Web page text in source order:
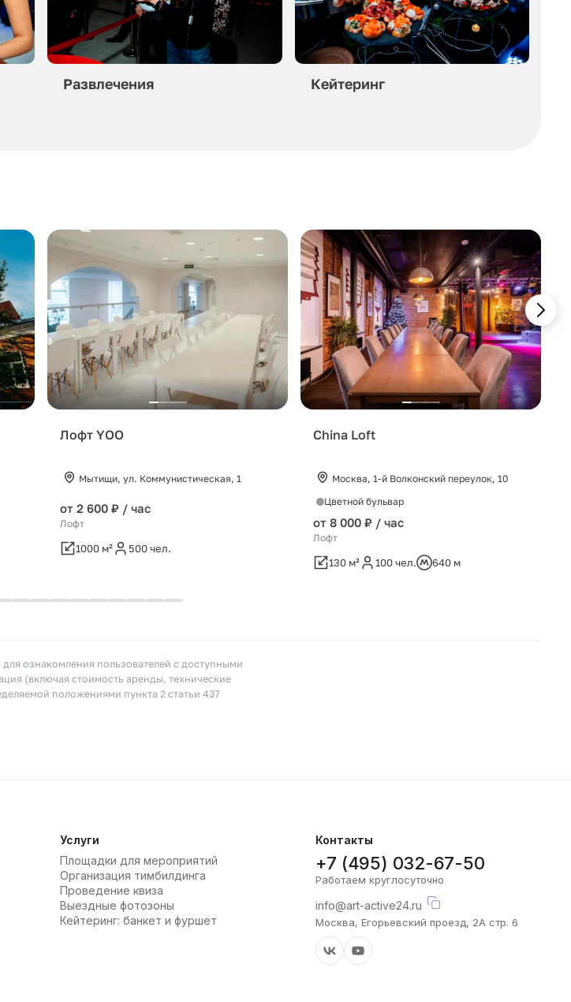
Развлечения Кейтеринг
Лофт YOO
Мытищи, ул. Коммунистическая, 1
от 2 600 ₽ / час
Лофт
1000 м² 500 чел.
China Loft
Москва, 1-й Волконский переулок, 10
Цветной бульвар
от 8 000 ₽ / час
Лофт
130 м² 100 чел. 640 м
ознакомления пользователей с доступными
(включая стоимость аренды, технические
положениями пункта 2 статьи 437
Услуги
Площадки для мероприятий
Организация тимбилдинга
Проведение квиза
Выездные фотозоны
Кейтеринг: банкет и фуршет
Контакты
+7 (495) 032-67-50
Работаем круглосуточно
info@art-active24.ru
Москва, Егорьевский проезд, 2А стр. 6